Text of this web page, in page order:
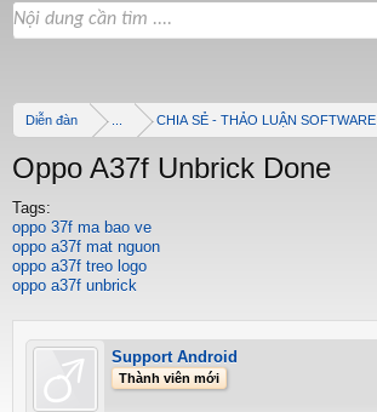
Diễn đàn CHIA SẺ - THẢO LUẬN SOFTWARE
Oppo A37f Unbrick Done
Tags:
oppo 37f ma bao ve
oppo a37f mat nguon
oppo a37f treo logo
oppo a37f unbrick
Support Android
Thành viên mới